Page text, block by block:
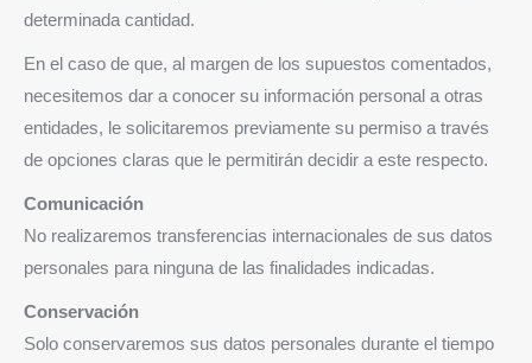
determinada cantidad.
En el caso de que, al margen de los supuestos comentados,
necesitemos dar a conocer su información personal a otras
entidades, le solicitaremos previamente su permiso a través
de opciones claras que le permitirán decidir a este respecto.
Comunicación
No realizaremos transferencias internacionales de sus datos
personales para ninguna de las finalidades indicadas.
Conservación
Solo conservaremos sus datos personales durante el tiempo